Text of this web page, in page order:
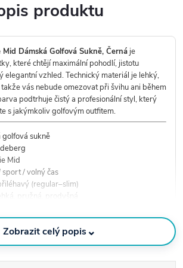
produktu
Dámská Golfová Sukně, Černáje
které chtějí maximální pohodlí, jistotu
elegantní vzhled. Technický materiál je lehký,
vás nebude omezovat při švihu ani během
podtrhuje čistý a profesionální styl, který
s jakýmkoliv golfovým outfitem.
golfová sukně
Mid
sport / volný čas
(regular–slim)
pružná, prodyšná
Zobrazit celý popis⌄